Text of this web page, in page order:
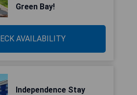
Green Bay!
AVAILABILITY
Independence Stay